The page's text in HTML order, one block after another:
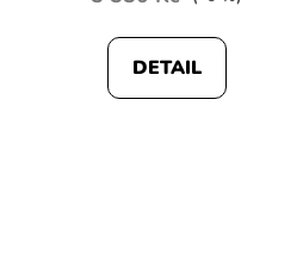
DETAIL